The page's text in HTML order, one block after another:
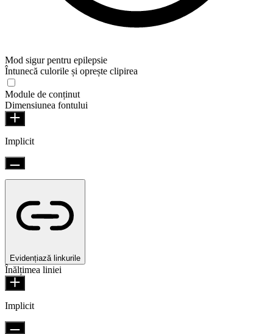
Mod sigur pentru epilepsie
Întunecă culorile și oprește clipirea
Module de conținut
Dimensiunea fontului
Implicit
Evidențiază linkurile
Înălțimea liniei
Implicit